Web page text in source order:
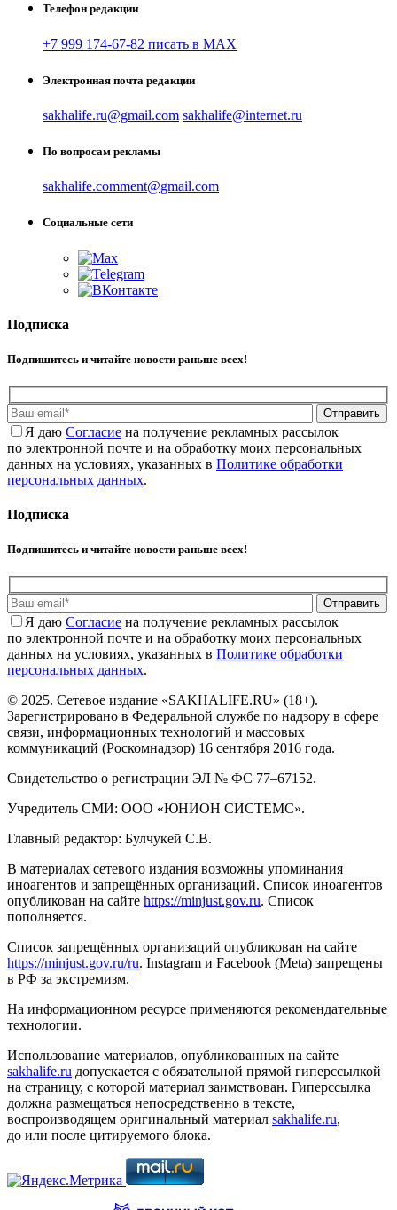
Телефон редакции
+7 999 174-67-82 писать в MAX
Электронная почта редакции
sakhalife.ru@gmail.com sakhalife@internet.ru
По вопросам рекламы
sakhalife.comment@gmail.com
Социальные сети
Подписка
Подпишитесь и читайте новости раньше всех!
Отправить
Я даю Cогласие на получение рекламных рассылок
по электронной почте и на обработку моих персональных
данных на условиях, указанных в Политике обработки
персональных данных.
Подписка
Подпишитесь и читайте новости раньше всех!
Отправить
Я даю Cогласие на получение рекламных рассылок
по электронной почте и на обработку моих персональных
данных на условиях, указанных в Политике обработки
персональных данных.
© 2025. Сетевое издание «SAKHALIFE.RU» (18+).
Зарегистрировано в Федеральной службе по надзору в сфере
связи, информационных технологий и массовых
коммуникаций (Роскомнадзор) 16 сентября 2016 года.
Свидетельство о регистрации ЭЛ № ФС 77–67152.
Учредитель СМИ: ООО «ЮНИОН СИСТЕМС».
Главный редактор: Булчукей С.В.
В материалах сетевого издания возможны упоминания
иноагентов и запрещённых организаций. Список иноагентов
опубликован на сайте https://minjust.gov.ru. Список
пополняется.
Список запрещённых организаций опубликован на сайте
https://minjust.gov.ru/ru. Instagram и Facebook (Metа) запрещены
в РФ за экстремизм.
На информационном ресурсе применяются рекомендательные
технологии.
Использование материалов, опубликованных на сайте
sakhalife.ru допускается с обязательной прямой гиперссылкой
на страницу, с которой материал заимствован. Гиперссылка
должна размещаться непосредственно в тексте,
воспроизводящем оригинальный материал sakhalife.ru,
до или после цитируемого блока.